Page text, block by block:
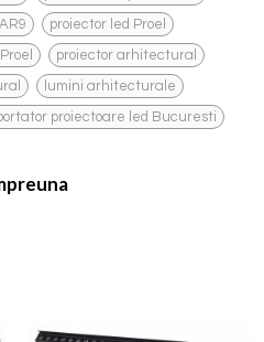
proiector led Proel
, proiector arhitectural ,
, lumini arhitecturale ,
proiectoare led Bucuresti